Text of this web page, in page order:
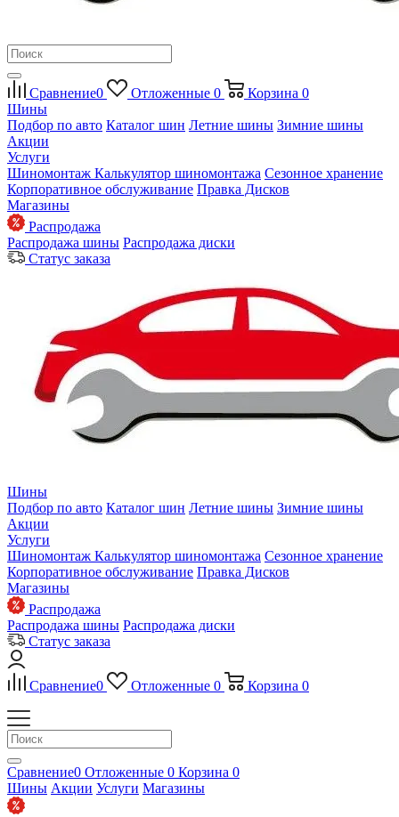
Сравнение0 Отложенные 0 Корзина 0
Шины
Подбор по авто Каталог шин Летние шины Зимние шины
Акции
Услуги
Шиномонтаж Калькулятор шиномонтажа Сезонное хранение
Корпоративное обслуживание Правка Дисков
Магазины
Распродажа
Распродажа шины Распродажа диски
Статус заказа
Шины
Подбор по авто Каталог шин Летние шины Зимние шины
Акции
Услуги
Шиномонтаж Калькулятор шиномонтажа Сезонное хранение
Корпоративное обслуживание Правка Дисков
Магазины
Распродажа
Распродажа шины Распродажа диски
Статус заказа
Сравнение0 Отложенные 0 Корзина 0
Сравнение0 Отложенные 0 Корзина 0
Шины Акции Услуги Магазины